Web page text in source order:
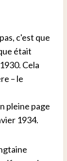
c'est que
était
Cela
– le
pleine page
1934.